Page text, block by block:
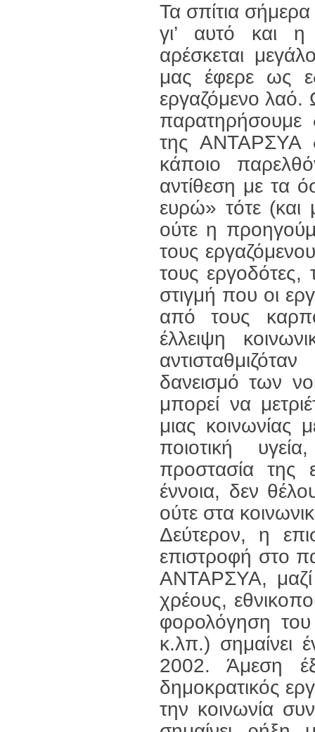
Τα σπίτια σήμερα
γι’ αυτό και η
αρέσκεται
μας έφερε ως
εργαζόμενο
της ΑΝΤΑΡΣΥΑ
κάποιο
αντίθεση με τα
ευρώ» τότε
ούτε η
τους
τους εργοδότες,
στιγμή που οι
από τους
έλλειψη
δανεισμό των
μπορεί να
μιας κοινωνίας
ποιοτική
προστασία της
έννοια, δεν
ούτε στα
Δεύτερον, η
επιστροφή στο
ΑΝΤΑΡΣΥΑ, μαζί
χρέους,
φορολόγηση του
κ.λπ.) σημαίνει
2002. Άμεση
δημοκρατικός
την κοινωνία